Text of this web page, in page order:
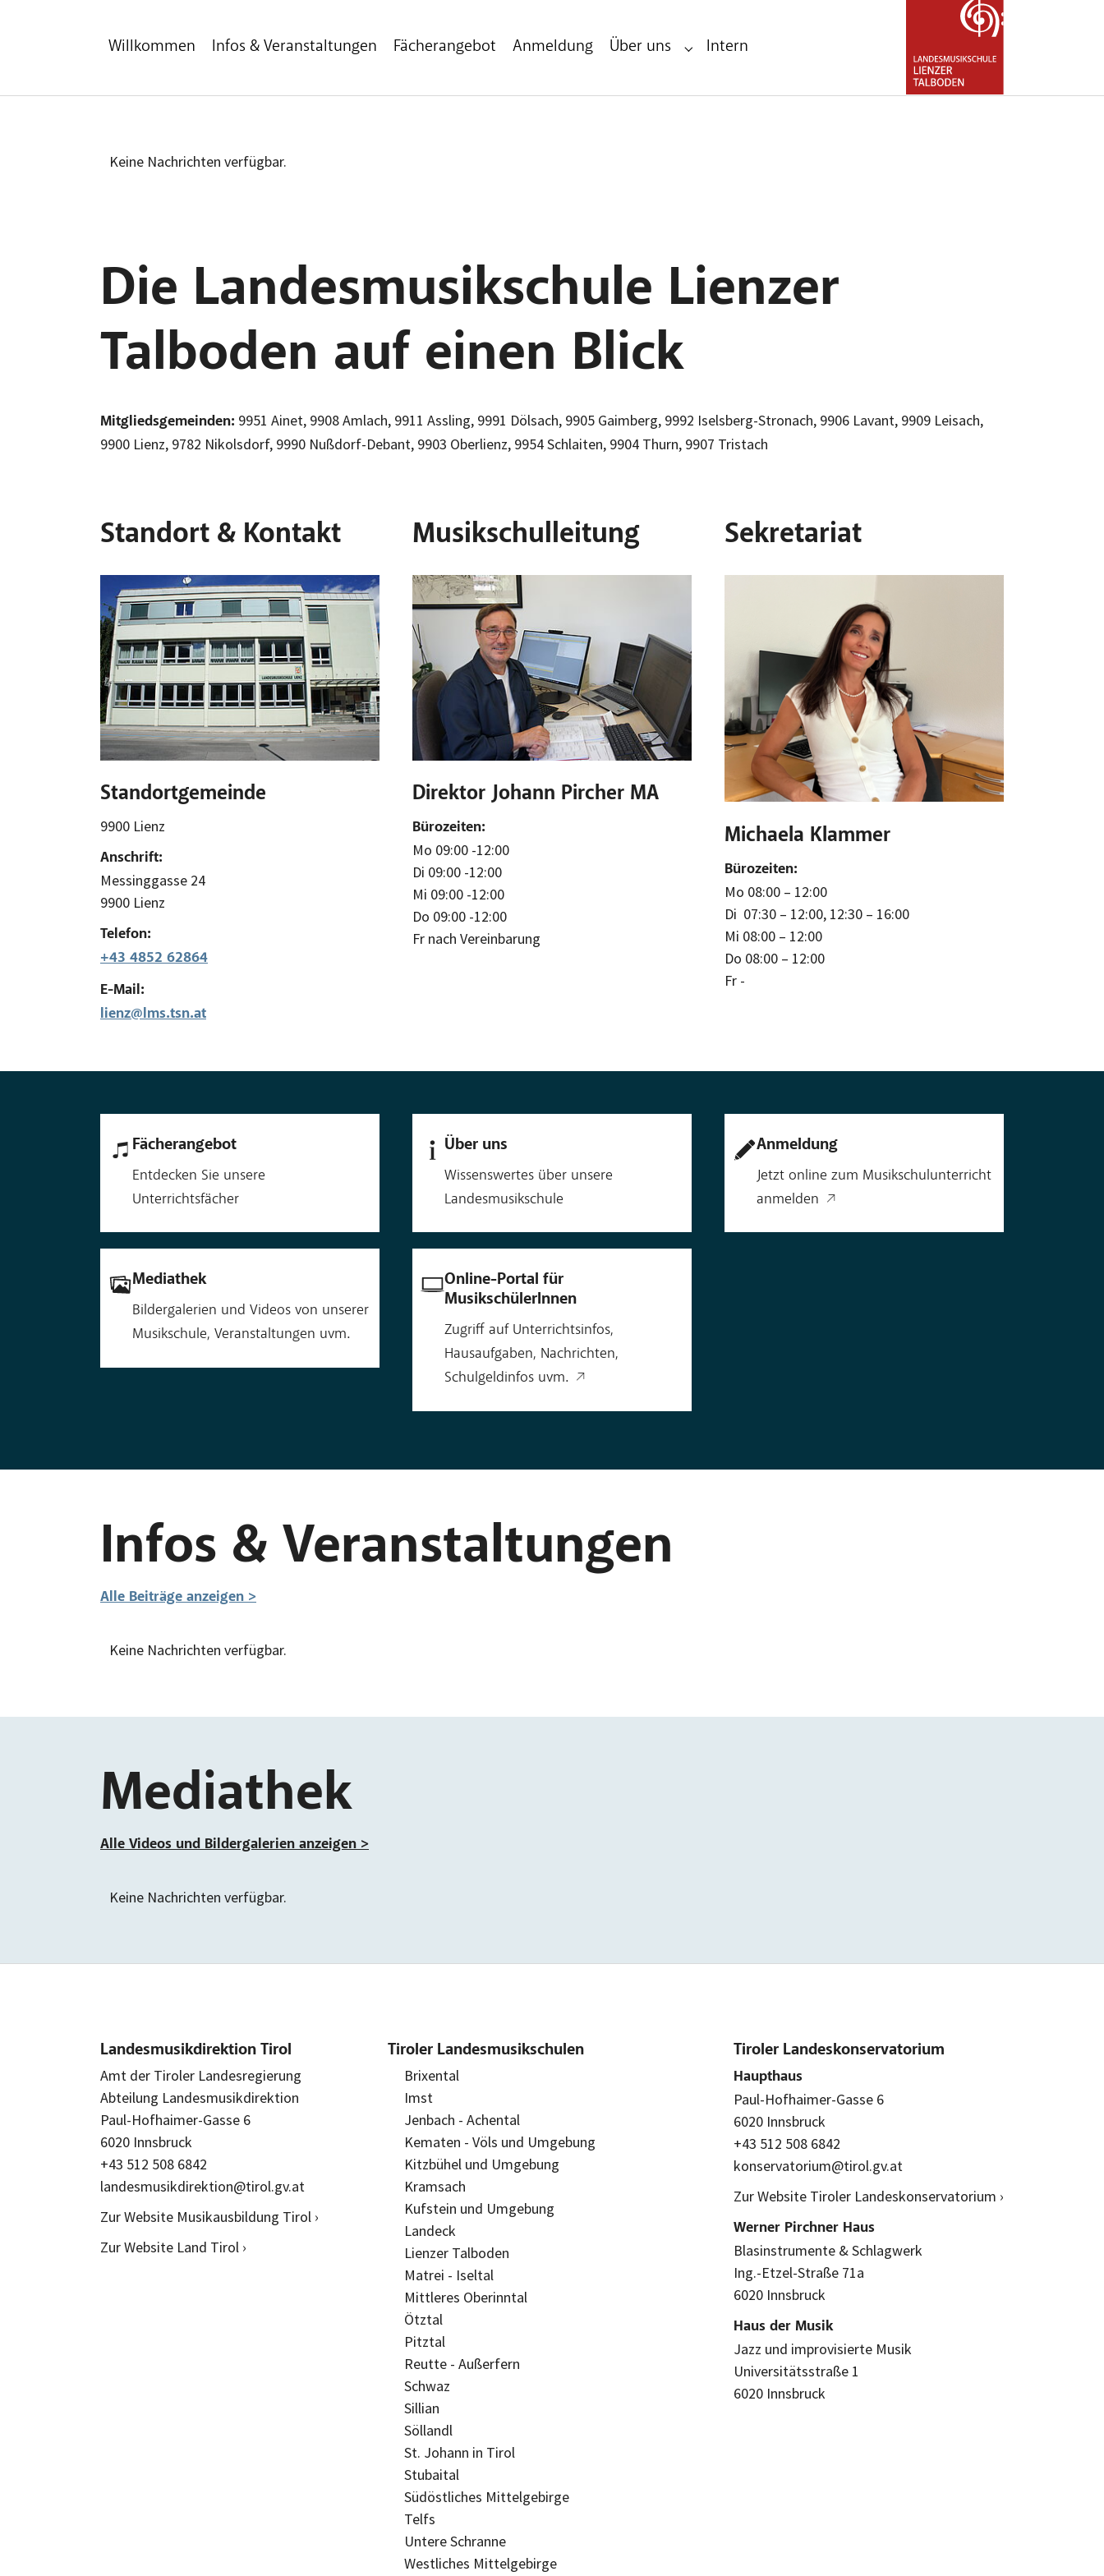
Willkommen Infos & Veranstaltungen Fächerangebot Anmeldung Über uns Submenu for "Über uns"
Intern
Keine Nachrichten verfügbar.
Die Landesmusikschule Lienzer
Talboden auf einen Blick
Mitgliedsgemeinden: 9951 Ainet, 9908 Amlach, 9911 Assling, 9991 Dölsach, 9905 Gaimberg, 9992 Iselsberg-Stronach, 9906 Lavant, 9909 Leisach,
9900 Lienz, 9782 Nikolsdorf, 9990 Nußdorf-Debant, 9903 Oberlienz, 9954 Schlaiten, 9904 Thurn, 9907 Tristach
Standort & Kontakt
Standortgemeinde
9900 Lienz
Anschrift:
Messinggasse 24
9900 Lienz
Telefon:
+43 4852 62864
E-Mail:
lienz@lms.tsn.at
Musikschulleitung
Direktor Johann Pircher MA
Bürozeiten:
Mo 09:00 -12:00
Di 09:00 -12:00
Mi 09:00 -12:00
Do 09:00 -12:00
Fr nach Vereinbarung
Sekretariat
Michaela Klammer
Bürozeiten:
Mo 08:00 – 12:00
Di 07:30 – 12:00, 12:30 – 16:00
Mi 08:00 – 12:00
Do 08:00 – 12:00
Fr -
Fächerangebot
Entdecken Sie unsere
Unterrichtsfächer
Mediathek
Bildergalerien und Videos von unserer
Musikschule, Veranstaltungen uvm.
Über uns
Wissenswertes über unsere
Landesmusikschule
Online-Portal für
MusikschülerInnen
Zugriff auf Unterrichtsinfos,
Hausaufgaben, Nachrichten,
Schulgeldinfos uvm.
Anmeldung
Jetzt online zum Musikschulunterricht
anmelden
Infos & Veranstaltungen
Alle Beiträge anzeigen >
Keine Nachrichten verfügbar.
Mediathek
Alle Videos und Bildergalerien anzeigen >
Keine Nachrichten verfügbar.
Landesmusikdirektion Tirol
Amt der Tiroler Landesregierung
Abteilung Landesmusikdirektion
Paul-Hofhaimer-Gasse 6
6020 Innsbruck
+43 512 508 6842
landesmusikdirektion@tirol.gv.at
Zur Website Musikausbildung Tirol ›
Zur Website Land Tirol ›
Tiroler Landesmusikschulen
Brixental
Imst
Jenbach - Achental
Kematen - Völs und Umgebung
Kitzbühel und Umgebung
Kramsach
Kufstein und Umgebung
Landeck
Lienzer Talboden
Matrei - Iseltal
Mittleres Oberinntal
Ötztal
Pitztal
Reutte - Außerfern
Schwaz
Sillian
Söllandl
St. Johann in Tirol
Stubaital
Südöstliches Mittelgebirge
Telfs
Untere Schranne
Westliches Mittelgebirge
Tiroler Landeskonservatorium
Haupthaus
Paul-Hofhaimer-Gasse 6
6020 Innsbruck
+43 512 508 6842
konservatorium@tirol.gv.at
Zur Website Tiroler Landeskonservatorium ›
Werner Pirchner Haus
Blasinstrumente & Schlagwerk
Ing.-Etzel-Straße 71a
6020 Innsbruck
Haus der Musik
Jazz und improvisierte Musik
Universitätsstraße 1
6020 Innsbruck